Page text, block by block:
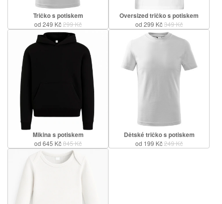
Tričko s potiskem
od 249 Kč299 Kč
Oversized tričko s potiskem
od 299 Kč349 Kč
Mikina s potiskem
od 645 Kč845 Kč
Dětské tričko s potiskem
od 199 Kč249 Kč